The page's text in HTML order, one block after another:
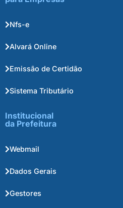
Nfs-e
Alvará Online
Emissão de Certidão
Sistema Tributário
Institucional
da Prefeitura
Webmail
Dados Gerais
Gestores